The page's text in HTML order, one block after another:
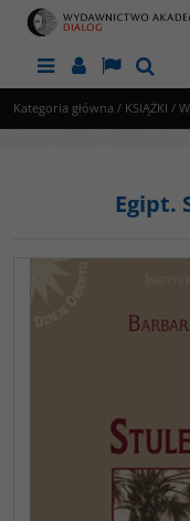
MenuPanelLangSzukaj
Kategoria główna / KSIĄŻKI /
Egipt.